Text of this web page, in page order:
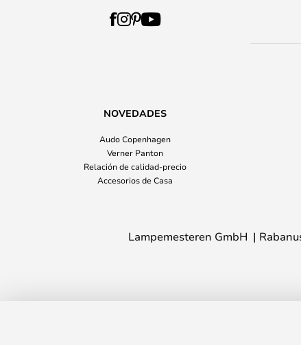
NOVEDADES
Audo Copenhagen
Verner Panton
Relación de calidad-precio
Accesorios de Casa
Lampemesteren GmbH